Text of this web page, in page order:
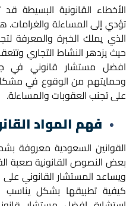
الأخطاء القانونية
تؤدي إلى المساءلة والغرامات.
الذي يملك الخبرة والمعرفة
حيث يزدهر النشاط التجاري
افضل مستشار قانوني في
وحمايتهم من الوقوع في
على تجنب العقوبات والمساءلة.
فهم المواد
القوانين السعودية معروفة
بعض النصوص القانونية صعبة
ويساعد المستشار القانوني
كيفية تطبيقها بشكل يناسب